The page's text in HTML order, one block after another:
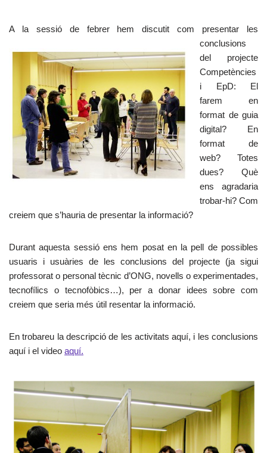
A la sessió de febrer hemdiscutit com presentar les
conclusions
del projecte
Competències
i EpD: El
farem en
format de guia
digital? En
format de
web? Totes
dues? Què
ens agradaria
trobar-hi? Com
creiem que s’hauria de presentar la informació?
Durant aquesta sessió ens hem posat en la pell de possibles
usuaris i usuàries de les conclusions del projecte (ja sigui
professorat o personal tècnic d’ONG, novells o experimentades,
tecnofílics o tecnofòbics…), per a donar idees sobre com
creiem que seria més útil resentar la informació.
En trobareu la descripció de les activitats aquí, i les conclusions
aquí i el video aquí.